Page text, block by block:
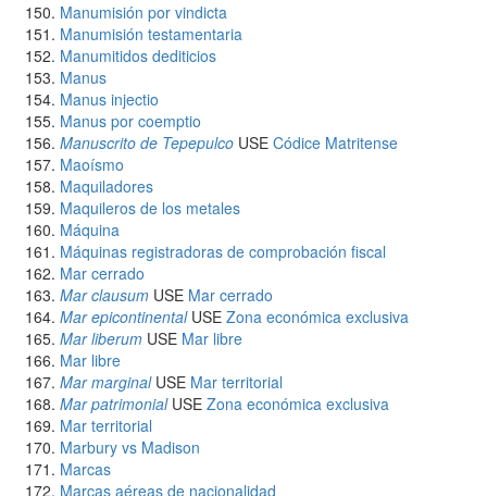
Manumisión por vindicta
Manumisión testamentaria
Manumitidos dediticios
Manus
Manus injectio
Manus por coemptio
Manuscrito de Tepepulco USE Códice Matritense
Maoísmo
Maquiladores
Maquileros de los metales
Máquina
Máquinas registradoras de comprobación fiscal
Mar cerrado
Mar clausum USE Mar cerrado
Mar epicontinentalUSE Zona económica exclusiva
Mar liberum USE Mar libre
Mar libre
Mar marginalUSE Mar territorial
Mar patrimonialUSE Zona económica exclusiva
Mar territorial
Marbury vs Madison
Marcas
Marcas aéreas de nacionalidad